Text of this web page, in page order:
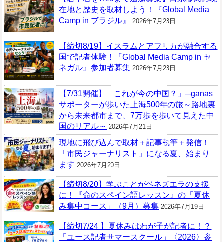
在地と歴史を取材しよう！『Global Media
Camp in ブラジル』
2026年7月23日
【締切8/19】イスラムとアフリカが融合する
国で記者体験！『Global Media Camp in セ
ネガル』参加者募集 2026年7月23日
【7/31開催】「これが今の中国？」─ganas
サポーターが歩いた上海500年の旅～路地裏
から未来都市まで、7万歩を歩いて見えた中
国のリアル～ 2026年7月21日
現地に飛び込んで取材＋記事執筆＋発信！
「市民ジャーナリスト」になる夏、始まり
ます 2026年7月20日
【締切8/20】学ぶことがベネズエラの支援
に！『命のスペイン語レッスン』の「夏休
み集中コース」（9月）募集 2026年7月19日
【締切7/24 】夏休みはわが子が記者に！？
「ユース記者サマースクール」〈2026〉参